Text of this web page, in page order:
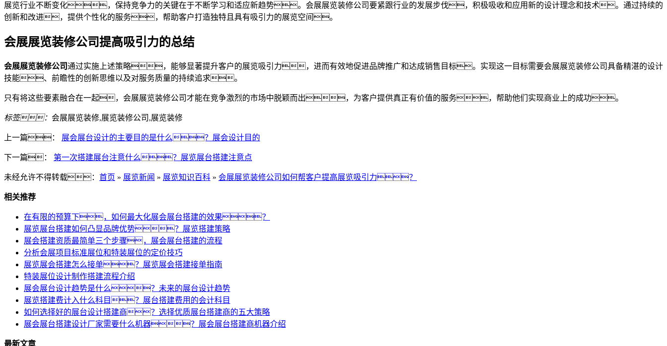
展览行业不断变化，保持竞争力的关键在于不断学习和适应新趋势。会展展览装修公司要紧跟行业的发展步伐，积极吸收和应用新的设计理念和技术。通过持续的
创新和改进，提供个性化的服务，帮助客户打造独特且具有吸引力的展览空间。
会展展览装修公司提高吸引力的总结
会展展览装修公司通过实施上述策略，能够显著提升客户的展览吸引力，进而有效地促进品牌推广和达成销售目标。实现这一目标需要会展展览装修公司具备精湛的设计
技能、前瞻性的创新思维以及对服务质量的持续追求。
只有将这些要素融合在一起，会展展览装修公司才能在竞争激烈的市场中脱颖而出，为客户提供真正有价值的服务，帮助他们实现商业上的成功。
标签： 会展展览装修,展览装修公司,展览装修
上一篇： 展会展台设计的主要目的是什么？展会设计目的
下一篇： 第一次搭建展台注意什么？展览展台搭建注意点
未经允许不得转载： 首页 » 展览新闻 » 展览知识百科 » 会展展览装修公司如何帮客户提高展览吸引力？
相关推荐
在有限的预算下，如何最大化展会展台搭建的效果？
展览展台搭建如何凸显品牌优势？展览搭建策略
展会搭建资质最简单三个步骤，展会展台搭建的流程
分析会展项目标准展位和特装展位的定价技巧
展览展会搭建怎么接单？展览展会搭建接单指南
特装展位设计制作搭建流程介绍
展会展台设计趋势是什么？未来的展台设计趋势
展览搭建费计入什么科目？展台搭建费用的会计科目
如何选择好的展台设计搭建商？选择优质展台搭建商的五大策略
展会展台搭建设计厂家需要什么机器？展会展台搭建商机器介绍
最新文章